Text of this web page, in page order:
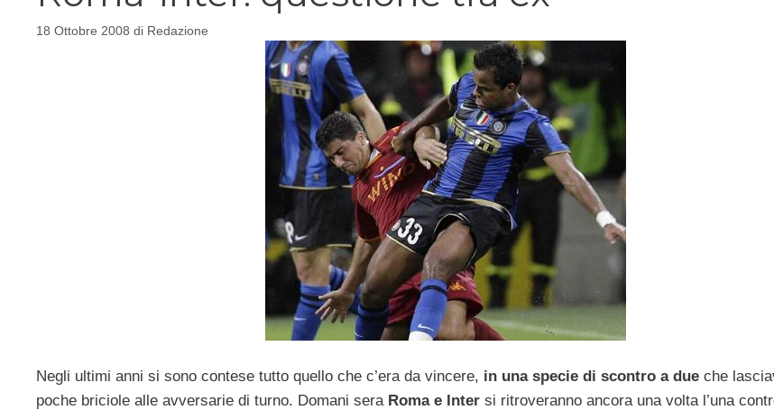
18 Ottobre 2008 di Redazione
Negli ultimi anni si sono contese tutto quello che c’era da vincere, in una specie di scontro a due che
poche briciole alle avversarie di turno. Domani sera Roma e Inter si ritroveranno ancora una volta l’una